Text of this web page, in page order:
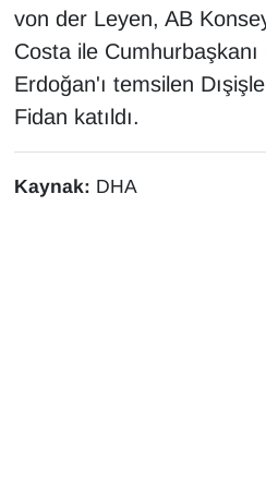
von der Leyen, AB
Costa ile
Erdoğan'ı temsilen
Fidan katıldı.
Kaynak: DHA
MEDYA
ONE EKONOMİ
Resmi İlanlar